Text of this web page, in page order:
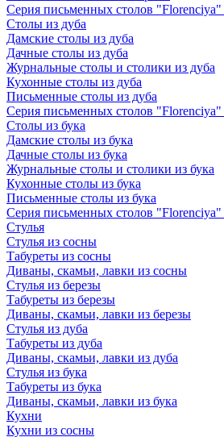
Серия письменных столов "Florenciya"
Столы из дуба
Дамские столы из дуба
Дачные столы из дуба
Журнальные столы и столики из дуба
Кухонные столы из дуба
Письменные столы из дуба
Серия письменных столов "Florenciya"
Столы из бука
Дамские столы из бука
Дачные столы из бука
Журнальные столы и столики из бука
Кухонные столы из бука
Письменные столы из бука
Серия письменных столов "Florenciya"
Стулья
Стулья из сосны
Табуреты из сосны
Диваны, скамьи, лавки из сосны
Стулья из березы
Табуреты из березы
Диваны, скамьи, лавки из березы
Стулья из дуба
Табуреты из дуба
Диваны, скамьи, лавки из дуба
Стулья из бука
Табуреты из бука
Диваны, скамьи, лавки из бука
Кухни
Кухни из сосны